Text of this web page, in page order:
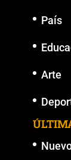
País
Arte